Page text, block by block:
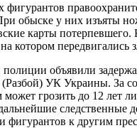
фигурантов
обыске у них изъяты
карты потерпевшего.
котором
полиции объявили
(Разбой) УК Украины. За
грозить до 12 лет
следственные
фигурантов к другим